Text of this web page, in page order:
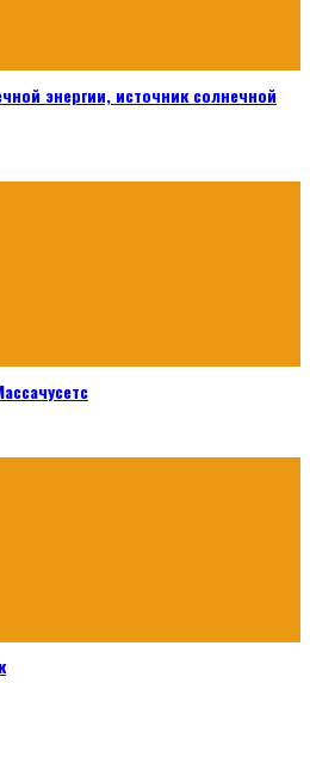
энергии, источник солнечной